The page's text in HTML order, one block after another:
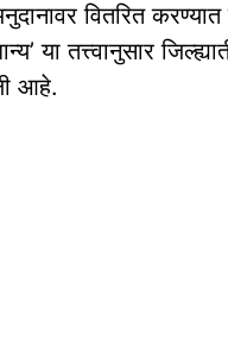
वितरित
या तत्त्वानुसार
आहे.